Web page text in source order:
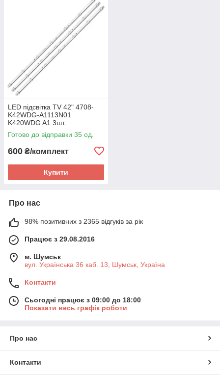
LED підсвітка TV 42" 4708-
K42WDG-A1113N01
K420WDG A1 3шт.
Готово до відправки 35 од.
600 ₴/комплект
Купити
Про нас
98% позитивних з 2365 відгуків за рік
Працює з 29.08.2016
м. Шумськ
вул. Українська 36 каб. 13, Шумськ, Україна
Контакти
Сьогодні працює з 09:00 до 18:00
Показати весь графік роботи
Про нас
Контакти